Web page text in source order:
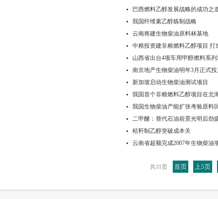
巴西燃料乙醇发展战略的成功之
我国纤维素乙醇炼制战略
云南将建生物柴油原料林基地
中粮投资建非粮燃料乙醇项目 打
山西省出台4项车用甲醇燃料系
南京地产生物柴油明年3月正式
新加坡启动生物柴油测试项目
我国首个非粮燃料乙醇项目在北
我国生物柴油产能扩张考验原料
二甲醚：替代石油前景光明后劲
秸秆制乙醇突破成本关
云南省超额完成2007年生物柴油
共31页 首页 上5页